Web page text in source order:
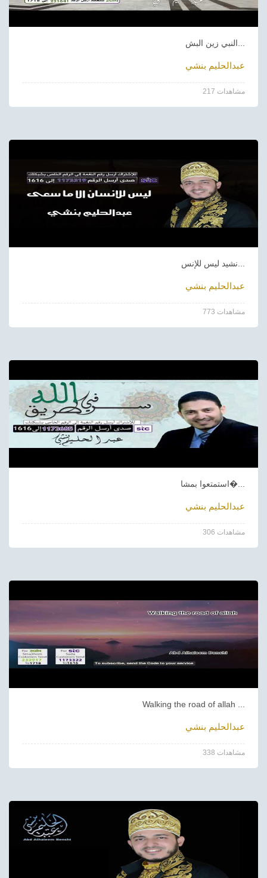
عبدالحليم بنشي
217 مشاهدات
عبدالحليم بنشي
773 مشاهدات
استمتعوا بمشا�...
عبدالحليم بنشي
306 مشاهدات
Walking the road of allah ...
عبدالحليم بنشي
338 مشاهدات